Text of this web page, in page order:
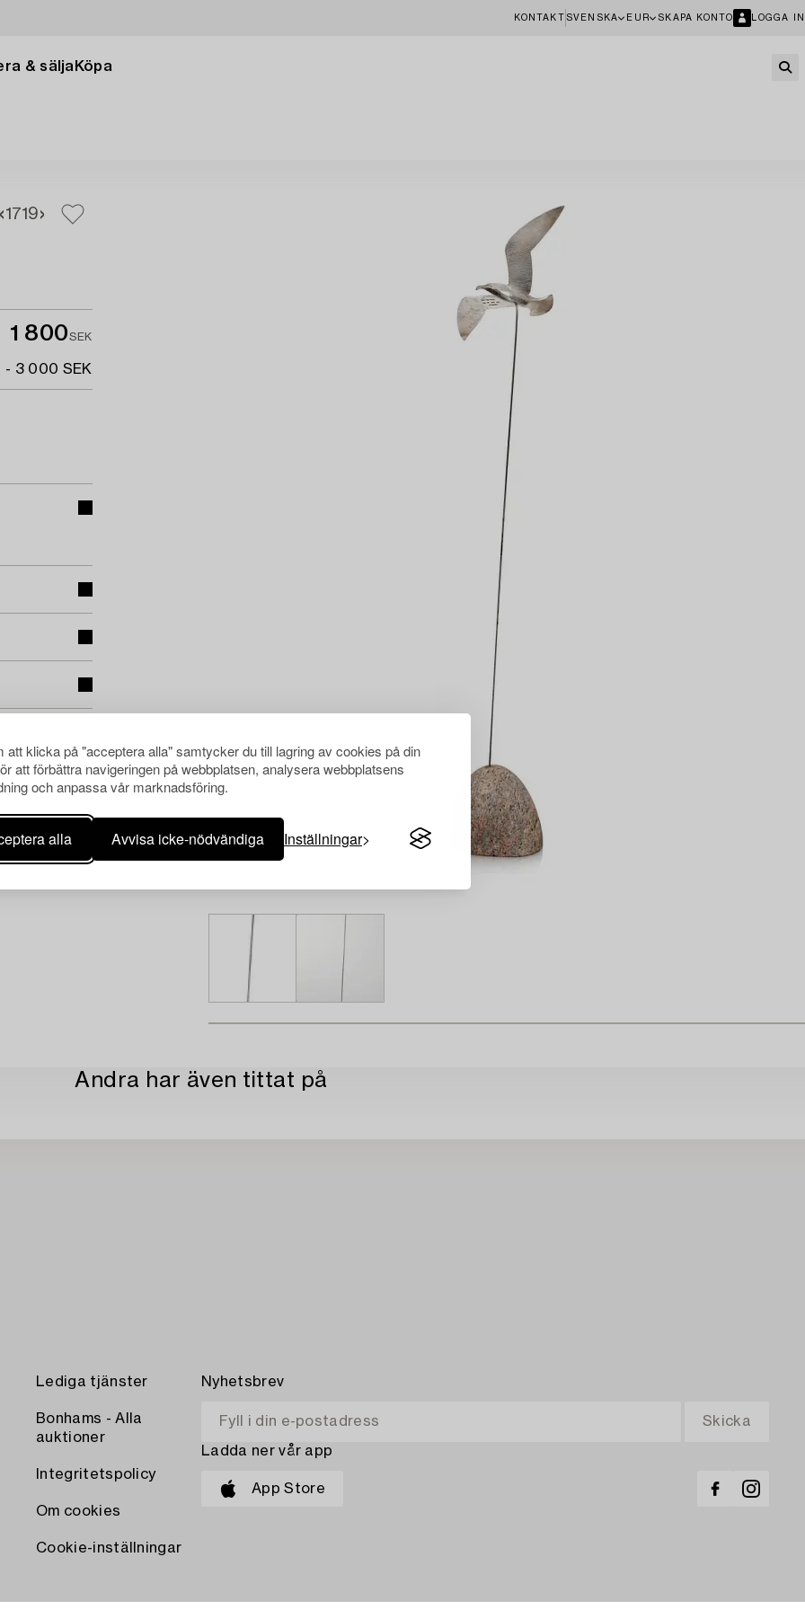
att klicka på "acceptera alla" samtycker du till lagring av cookies på din
att förbättra navigeringen på webbplatsen, analysera webbplatsens
och anpassa vår marknadsföring.
alla Avvisa icke-nödvändiga Inställningar
KONTAKT SVENSKA EUR SKAPA KONTO LOGGA IN
& sälja Köpa
1719
1 800SEK
- 3 000 SEK
Andra har även tittat på
Lediga tjänster
Bonhams - Alla
auktioner
Integritetspolicy
Om cookies
Cookie-inställningar
Nyhetsbrev
Ladda ner vår app
App Store